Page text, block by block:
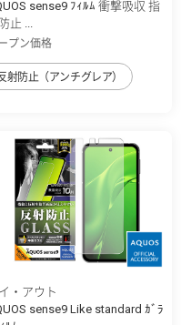
sense9 ﾌｨﾙﾑ 衝撃吸収 指
止 ...
プン価格
射防止（アンチグレア）
・アウト
sense9 Like standard ｶﾞﾗ